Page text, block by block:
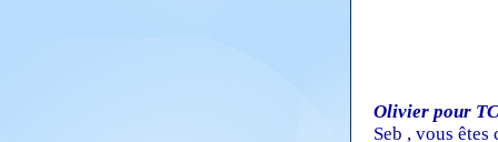
Olivier pour
Seb , vous